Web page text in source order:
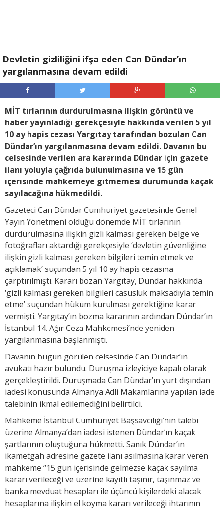
Devletin gizliliğini ifşa eden Can Dündar’ın
yargılanmasına devam edildi
MİT tırlarının durdurulmasına ilişkin görüntü ve
haber yayınladığı gerekçesiyle hakkında verilen 5 yıl
10 ay hapis cezası Yargıtay tarafından bozulan Can
Dündar’ın yargılanmasına devam edildi. Davanın bu
celsesinde verilen ara kararında Dündar için gazete
ilanı yoluyla çağrıda bulunulmasına ve 15 gün
içerisinde mahkemeye gitmemesi durumunda kaçak
sayılacağına hükmedildi.
Gazeteci Can Dündar Cumhuriyet gazetesinde Genel
Yayın Yönetmeni olduğu dönemde MİT tırlarının
durdurulmasına ilişkin gizli kalması gereken belge ve
fotoğrafları aktardığı gerekçesiyle ‘devletin güvenliğine
ilişkin gizli kalması gereken bilgileri temin etmek ve
açıklamak’ suçundan 5 yıl 10 ay hapis cezasına
çarptırılmıştı. Kararı bozan Yargıtay, Dündar hakkında
‘gizli kalması gereken bilgileri casusluk maksadıyla temin
etme’ suçundan hüküm kurulması gerektiğine karar
vermişti. Yargıtay’ın bozma kararının ardından Dündar’ın
İstanbul 14. Ağır Ceza Mahkemesi’nde yeniden
yargılanmasına başlanmıştı.
Davanın bugün görülen celsesinde Can Dündar’ın
avukatı hazır bulundu. Duruşma izleyiciye kapalı olarak
gerçekleştirildi. Duruşmada Can Dündar’ın yurt dışından
iadesi konusunda Almanya Adli Makamlarına yapılan iade
talebinin ikmal edilemediğini belirtildi.
Mahkeme İstanbul Cumhuriyet Başsavcılığı’nın talebi
üzerine Almanya’dan iadesi istenen Dündar’ın kaçak
şartlarının oluştuğuna hükmetti. Sanık Dündar’ın
ikametgah adresine gazete ilanı asılmasına karar veren
mahkeme “15 gün içerisinde gelmezse kaçak sayılma
kararı verileceği ve üzerine kayıtlı taşınır, taşınmaz ve
banka mevduat hesapları ile üçüncü kişilerdeki alacak
hesaplarına ilişkin el koyma kararı verileceği ihtarının